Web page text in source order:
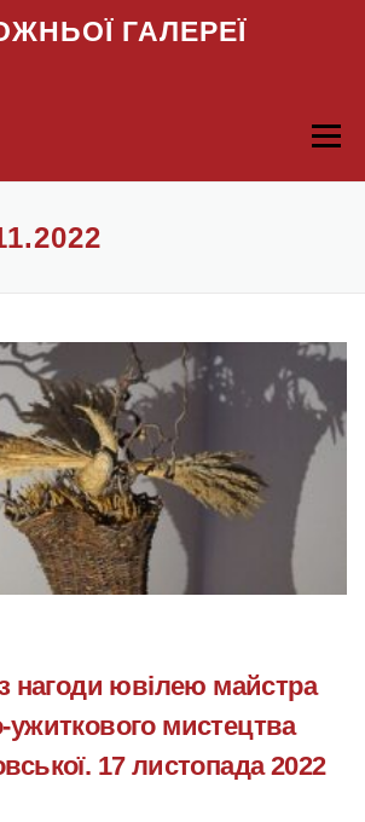
ГАЛЕРЕЇ
Menu
нагоди ювілею майстра
ужиткового мистецтва
17 листопада 2022